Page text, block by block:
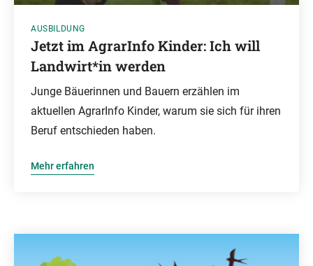
AUSBILDUNG
Jetzt im AgrarInfo Kinder: Ich will
Landwirt*in werden
Junge Bäuerinnen und Bauern erzählen im
aktuellen AgrarInfo Kinder, warum sie sich für ihren
Beruf entschieden haben.
Mehr erfahren